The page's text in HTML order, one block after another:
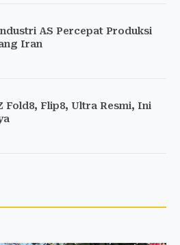
AS Percepat Produksi
Iran
Fold8, Flip8, Ultra Resmi, Ini